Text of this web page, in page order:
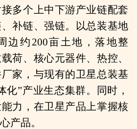
多个上中下游产业链配套
补链、强链。以总装基地
边约200亩土地，落地整
荷、核心元器件、热控、
家，与现有的卫星总装基
化”产业生态集群。同时，
力，在卫星产品上掌握核
产品。